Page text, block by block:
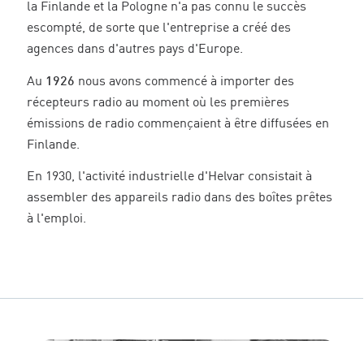
la Finlande et la Pologne n'a pas connu le succès
escompté, de sorte que l'entreprise a créé des
agences dans d'autres pays d'Europe.
Au 1926 nous avons commencé à importer des
récepteurs radio au moment où les premières
émissions de radio commençaient à être diffusées en
Finlande.
En 1930, l'activité industrielle d'Helvar consistait à
assembler des appareils radio dans des boîtes prêtes
à l'emploi.